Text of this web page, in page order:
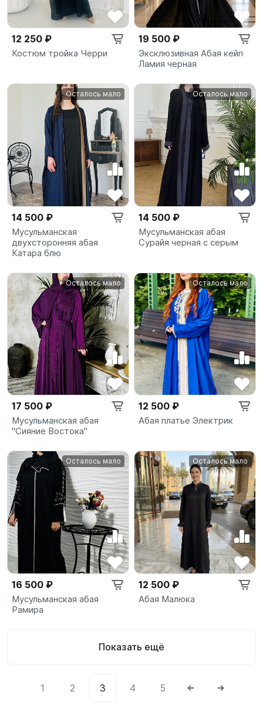
12 250 ₽
Костюм тройка Черри
19 500 ₽
Эксклюзивная Абая кейп
Ламия черная
Осталось мало
14 500 ₽
Мусульманская
двухсторонняя абая
Катара блю
Осталось мало
14 500 ₽
Мусульманская абая
Сурайя черная с серым
Осталось мало
17 500 ₽
Мусульманская абая
"Сияние Востока"
Осталось мало
12 500 ₽
Абая платье Электрик
Осталось мало
16 500 ₽
Мусульманская абая
Рамира
Осталось мало
12 500 ₽
Абая Малюка
Показать ещё
1 2 3 4 5